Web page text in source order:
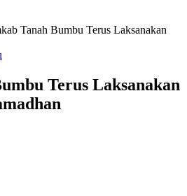
Tanah Bumbu Terus Laksanakan
Terus Laksanakan